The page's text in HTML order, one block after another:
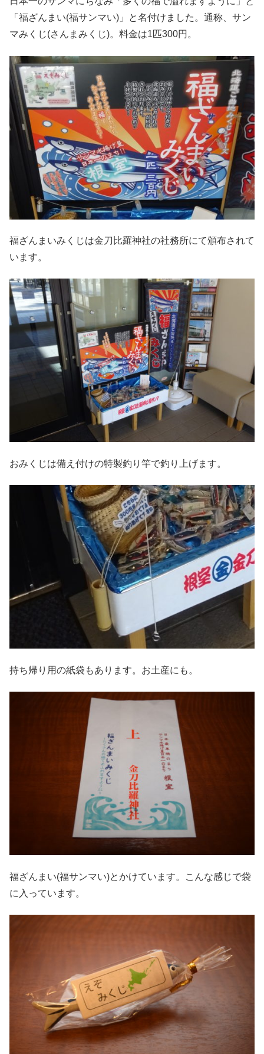
「福ざんまい(福サンマい)」と名付けました。通称、サン
マみくじ(さんまみくじ)。料金は1匹300円。
福ざんまいみくじは金刀比羅神社の社務所にて頒布されて
います。
おみくじは備え付けの特製釣り竿で釣り上げます。
持ち帰り用の紙袋もあります。お土産にも。
福ざんまい(福サンマい)とかけています。こんな感じで袋
に入っています。